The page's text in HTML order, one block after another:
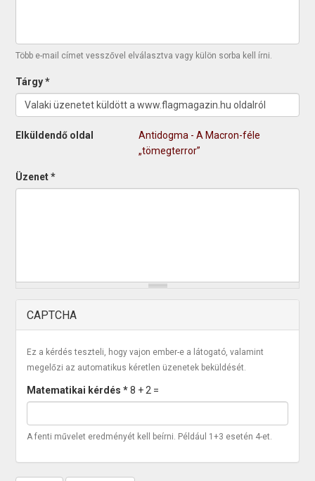
Több e-mail címet vesszővel elválasztva vagy külön sorba kell írni.
Tárgy*
Elküldendő oldal
Antidogma - A Macron-féle
„tömegterror”
Üzenet*
CAPTCHA
Ez a kérdés teszteli, hogy vajon ember-e a látogató, valamint
megelőzi az automatikus kéretlen üzenetek beküldését.
Matematikai kérdés*8 + 2 =
A fenti művelet eredményét kell beírni. Például 1+3 esetén 4-et.